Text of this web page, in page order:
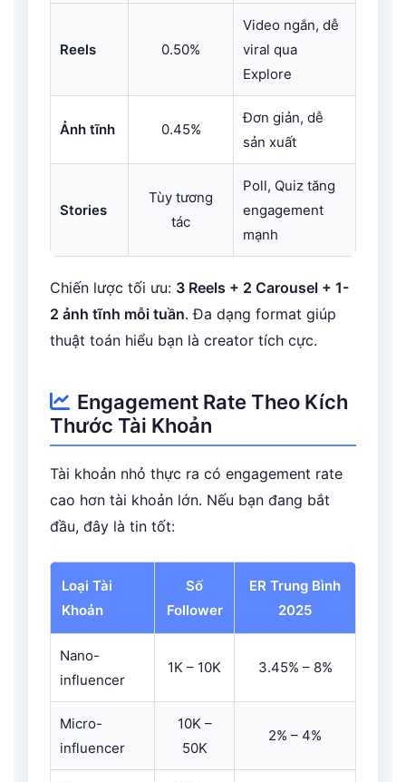
Reels 0.50%
Video ngắn, dễ
viral qua
Explore
Ảnh tĩnh 0.45%
Đơn giản, dễ
sản xuất
Stories
Tùy tương
tác
Poll, Quiz tăng
engagement
mạnh
Chiến lược tối ưu: 3 Reels + 2 Carousel + 1-
2 ảnh tĩnh mỗi tuần. Đa dạng format giúp
thuật toán hiểu bạn là creator tích cực.
Engagement Rate Theo Kích
Thước Tài Khoản
Tài khoản nhỏ thực ra có engagement rate
cao hơn tài khoản lớn. Nếu bạn đang bắt
đầu, đây là tin tốt:
Loại Tài
Khoản
Số
Follower
ER Trung Bình
2025
Nano-
influencer
1K – 10K 3.45% – 8%
Micro-
influencer
10K –
50K
2% – 4%